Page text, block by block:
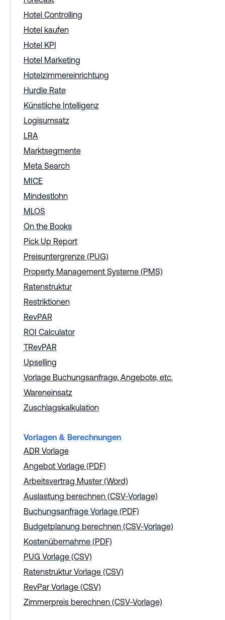
Hotel Controlling
Hotel kaufen
Hotel KPI
Hotel Marketing
Hotelzimmereinrichtung
Hurdle Rate
Künstliche Intelligenz
Logisumsatz
LRA
Marktsegmente
Meta Search
MICE
Mindestlohn
MLOS
On the Books
Pick Up Report
Preisuntergrenze (PUG)
Property Management Systeme (PMS)
Ratenstruktur
Restriktionen
RevPAR
ROI Calculator
TRevPAR
Upselling
Vorlage Buchungsanfrage, Angebote, etc.
Wareneinsatz
Zuschlagskalkulation
Vorlagen & Berechnungen
ADR Vorlage
Angebot Vorlage (PDF)
Arbeitsvertrag Muster (Word)
Auslastung berechnen (CSV-Vorlage)
Buchungsanfrage Vorlage (PDF)
Budgetplanung berechnen (CSV-Vorlage)
Kostenübernahme (PDF)
PUG Vorlage (CSV)
Ratenstruktur Vorlage (CSV)
RevPar Vorlage (CSV)
Zimmerpreis berechnen (CSV-Vorlage)